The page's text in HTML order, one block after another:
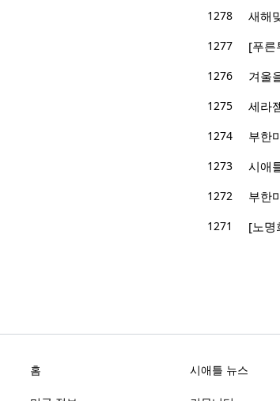
1278
새해
1277
[푸른
1276
겨울
1275
세라
1274
부한
1273
시애
1272
부한
1271
[노명
홈 시애틀 뉴스